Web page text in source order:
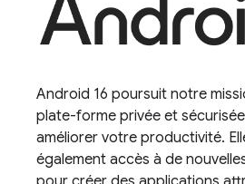
Android 16 poursuit notre
plate-forme privée et
améliorer votre productivité.
également accès à de